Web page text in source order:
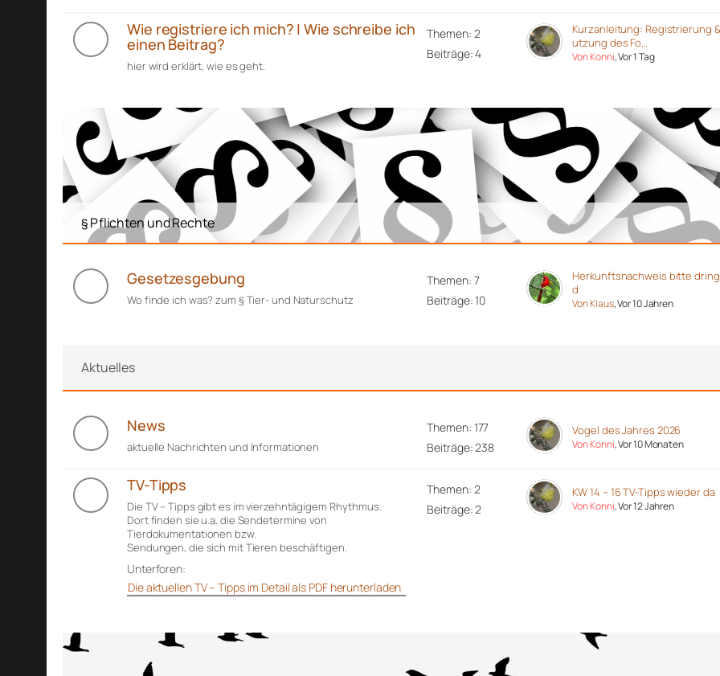
Wie registriere ich mich? | Wie schreibe ich
einen Beitrag?
hier wird erklärt, wie es geht.
Themen: 2
Beiträge: 4
Kurzanleitung: Registrierung
utzung des Fo…
Von Konni, Vor 1 Tag
§ Pflichten und Rechte
Gesetzesgebung
Wo finde ich was? zum § Tier- und Naturschutz
Themen: 7
Beiträge: 10
Herkunftsnachweis bitte
d
Von Klaus, Vor 10 Jahren
Aktuelles
News
aktuelle Nachrichten und Informationen
Themen: 177
Beiträge: 238
Vogel des Jahres 2026
Von Konni, Vor 10 Monaten
TV-Tipps
Die TV – Tipps gibt es im vierzehntägigem Rhythmus.
Dort finden sie u.a. die Sendetermine von
Tierdokumentationen bzw.
Sendungen, die sich mit Tieren beschäftigen.
Unterforen:
Die aktuellen TV – Tipps im Detail als PDF herunterladen
Themen: 2
Beiträge: 2
KW 14 – 16 TV-Tipps wieder da
Von Konni, Vor 12 Jahren